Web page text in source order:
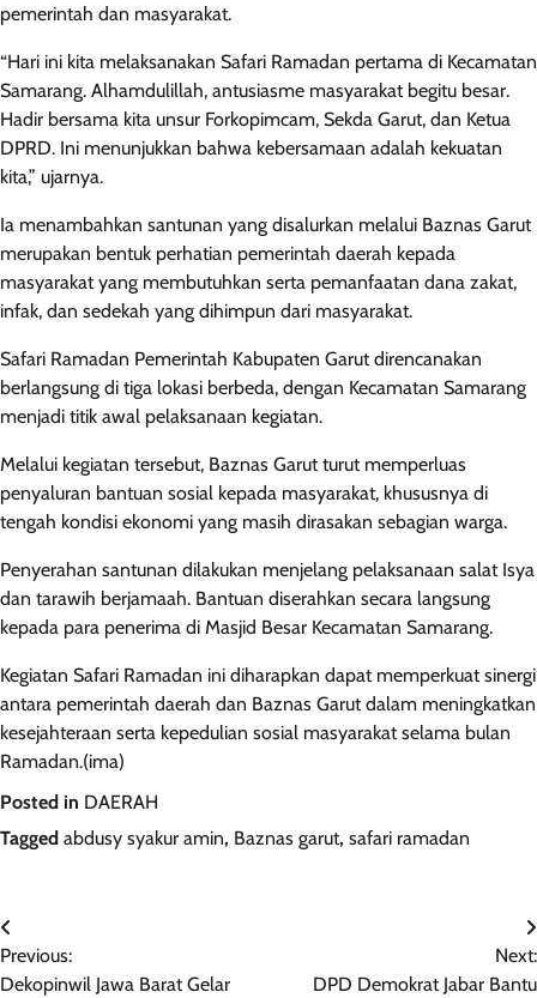
pemerintah dan masyarakat.
“Hari ini kita melaksanakan Safari Ramadan pertama di Kecamatan
Samarang. Alhamdulillah, antusiasme masyarakat begitu besar.
Hadir bersama kita unsur Forkopimcam, Sekda Garut, dan Ketua
DPRD. Ini menunjukkan bahwa kebersamaan adalah kekuatan
kita,” ujarnya.
Ia menambahkan santunan yang disalurkan melalui Baznas Garut
merupakan bentuk perhatian pemerintah daerah kepada
masyarakat yang membutuhkan serta pemanfaatan dana zakat,
infak, dan sedekah yang dihimpun dari masyarakat.
Safari Ramadan Pemerintah Kabupaten Garut direncanakan
berlangsung di tiga lokasi berbeda, dengan Kecamatan Samarang
menjadi titik awal pelaksanaan kegiatan.
Melalui kegiatan tersebut, Baznas Garut turut memperluas
penyaluran bantuan sosial kepada masyarakat, khususnya di
tengah kondisi ekonomi yang masih dirasakan sebagian warga.
Penyerahan santunan dilakukan menjelang pelaksanaan salat Isya
dan tarawih berjamaah. Bantuan diserahkan secara langsung
kepada para penerima di Masjid Besar Kecamatan Samarang.
Kegiatan Safari Ramadan ini diharapkan dapat memperkuat sinergi
antara pemerintah daerah dan Baznas Garut dalam meningkatkan
kesejahteraan serta kepedulian sosial masyarakat selama bulan
Ramadan.(ima)
Posted in DAERAH
Tagged abdusy syakur amin, Baznas garut, safari ramadan
Navigasi
pos
Previous:
Dekopinwil Jawa Barat Gelar
Next:
DPD Demokrat Jabar Bantu